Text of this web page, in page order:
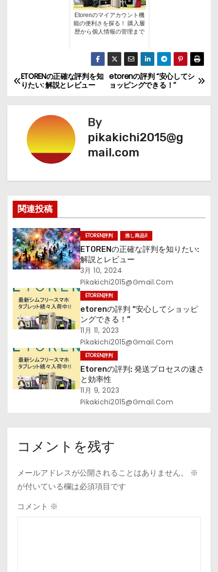
Etorenのマイアカウント機
能の便利さを探る！ 購入履
歴から個人情報の管理まで
投
稿
ビ
ー
シ
ョ
ン
etorenの評判 “安心してシ
ョッピングできる！”
ETORENの正確な評判を知
りたい: 解説とレビュー
By
pikakichi2015@g
mail.com
関連投稿
ETOREN評判 推し商品II
ETORENの正確な評判を知りたい:
解説とレビュー
3月 10, 2024
Pikakichi2015@gmail.com
ETOREN評判
etorenの評判 “安心してショッピ
ングできる！”
11月 11, 2023
Pikakichi2015@gmail.com
ETOREN評判
Etorenの評判: 発送プロセスの速さ
と効率性
11月 9, 2023
Pikakichi2015@gmail.com
コメントを残す
メールアドレスが公開されることはありません。
※
が付いている欄は必須項目です
コメント ※